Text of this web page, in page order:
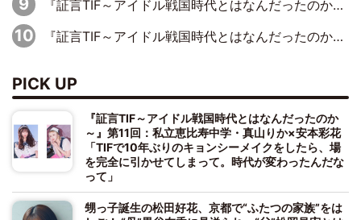
『証言TIF～アイドル戦国時代とはなんだったのか～』第3回：元東京女子流・新井ひとみ×山邊未夢「『オリコンに入りました』って聞いて。喜びながら登校したのを覚えています」
『証言TIF～アイドル戦国時代とはなんだったのか～』第4回：元風男塾・喜屋武ちあき×虎南有香、男装アイドルの先駆けが語る生き残り方「差別化を図っていく中で、男装がおもしろいんじゃないかって」
PICK UP
『証言TIF～アイドル戦国時代とはなんだったのか
～』第11回：私立恵比寿中学・真山りか×安本彩花
「TIFで10年ぶりのキョンシーメイクをしたら、場
を完全に引かせてしまって。時代が変わったんだな
って」
甥っ子誕生の松田好花、京都で“ふたつの家族”をは